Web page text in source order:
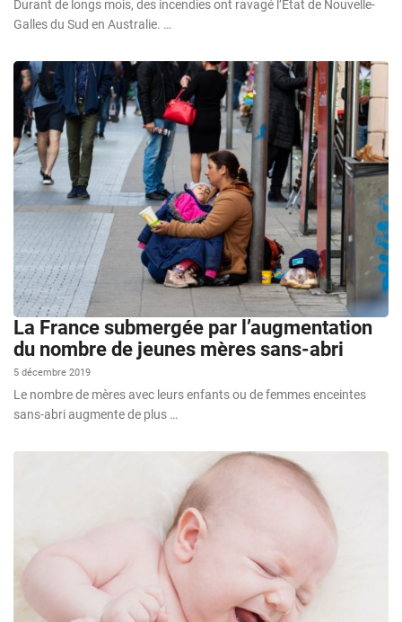
Durant de longs mois, des incendies ont ravagé l’État de Nouvelle-
Galles du Sud en Australie. …
La France submergée par l’augmentation
du nombre de jeunes mères sans-abri
5 décembre 2019
Le nombre de mères avec leurs enfants ou de femmes enceintes
sans-abri augmente de plus …